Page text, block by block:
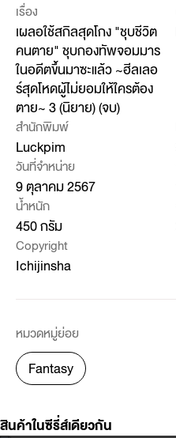
เรื่อง
เผลอใช้สกิลสุดโกง "ชุบชีวิต
คนตาย" ชุบกองทัพจอมมาร
ในอดีตขึ้นมาซะแล้ว ~ฮีลเลอ
ร์สุดโหดผู้ไม่ยอมให้ใครต้อง
ตาย~ 3 (นิยาย) (จบ)
สำนักพิมพ์
Luckpim
วันที่จำหน่าย
9 ตุลาคม 2567
น้ำหนัก
450 กรัม
Copyright
Ichijinsha
หมวดหมู่ย่อย
Fantasy
สินค้าในซีรี่ส์เดียวกัน